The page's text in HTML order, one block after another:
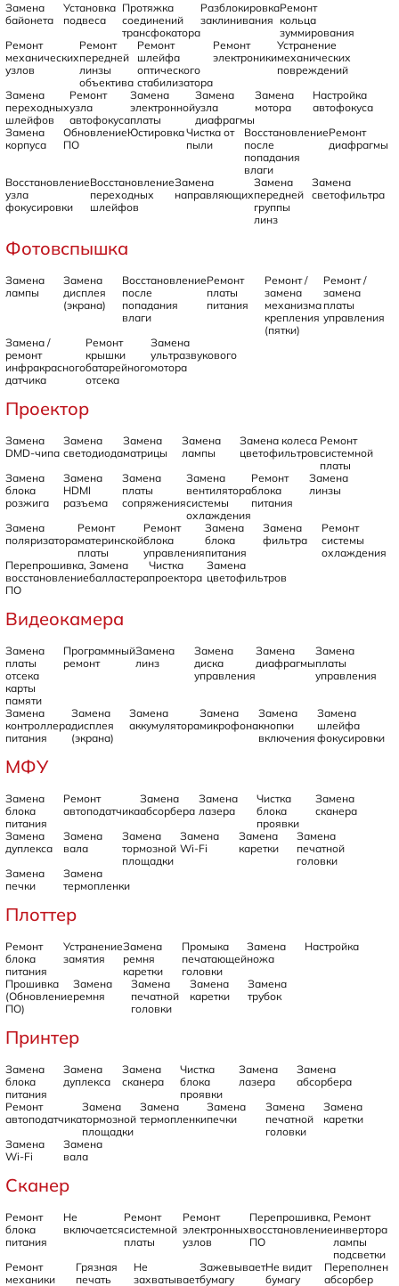
Замена
байонета
Установка
подвеса
Протяжка
соединений
трансфокатора
Разблокировка
заклинивания
Ремонт
кольца
зуммирования
Ремонт
механических
узлов
Ремонт
передней
линзы
объектива
Ремонт
шлейфа
оптического
стабилизатора
Ремонт
электроники
Устранение
механических
повреждений
Замена
переходных
шлейфов
Ремонт
узла
автофокуса
Замена
электронной
платы
Замена
узла
диафрагмы
Замена
мотора
Настройка
автофокуса
Замена
корпуса
Обновление
ПО
ЮстировкаЧистка от
пыли
Восстановление
после
попадания
влаги
Ремонт
диафрагмы
Восстановление
узла
фокусировки
Восстановление
переходных
шлейфов
Замена
направляющих
Замена
передней
группы
линз
Замена
светофильтра
Фотовспышка
Замена
лампы
Замена
дисплея
(экрана)
Восстановление
после
попадания
влаги
Ремонт
платы
питания
Ремонт /
замена
механизма
крепления
(пятки)
Ремонт /
замена
платы
управления
Замена /
ремонт
инфракрасного
датчика
Ремонт
крышки
батарейного
отсека
Замена
ультразвукового
мотора
Проектор
Замена
DMD-чипа
Замена
светодиода
Замена
матрицы
Замена
лампы
Замена колеса
цветофильтров
Ремонт
системной
платы
Замена
блока
розжига
Замена
HDMI
разъема
Замена
платы
сопряжения
Замена
вентилятора
системы
охлаждения
Ремонт
блока
питания
Замена
линзы
Замена
поляризатора
Ремонт
материнской
платы
Ремонт
блока
управления
Замена
блока
питания
Замена
фильтра
Ремонт
системы
охлаждения
Перепрошивка,
восстановление
ПО
Замена
балластера
Чистка
проектора
Замена
цветофильтров
Видеокамера
Замена
платы
отсека
карты
памяти
Программный
ремонт
Замена
линз
Замена
диска
управления
Замена
диафрагмы
Замена
платы
управления
Замена
контроллера
питания
Замена
дисплея
(экрана)
Замена
аккумулятора
Замена
микрофона
Замена
кнопки
включения
Замена
шлейфа
фокусировки
МФУ
Замена
блока
питания
Ремонт
автоподатчика
Замена
абсорбера
Замена
лазера
Чистка
блока
проявки
Замена
сканера
Замена
дуплекса
Замена
вала
Замена
тормозной
площадки
Замена
Wi-Fi
Замена
каретки
Замена
печатной
головки
Замена
печки
Замена
термопленки
Плоттер
Ремонт
блока
питания
Устранение
замятия
Замена
ремня
каретки
Промыка
печатающей
головки
Замена
ножа
Настройка
Прошивка
(Обновление
ПО)
Замена
ремня
Замена
печатной
головки
Замена
каретки
Замена
трубок
Принтер
Замена
блока
питания
Замена
дуплекса
Замена
сканера
Чистка
блока
проявки
Замена
лазера
Замена
абсорбера
Ремонт
автоподатчика
Замена
тормозной
площадки
Замена
термопленки
Замена
печки
Замена
печатной
головки
Замена
каретки
Замена
Wi-Fi
Замена
вала
Сканер
Ремонт
блока
питания
Не
включается
Ремонт
системной
платы
Ремонт
электронных
узлов
Перепрошивка,
восстановление
ПО
Ремонт
инвертора
лампы
подсветки
Ремонт
механики
Грязная
печать
Не
захватывает
Зажевывает
бумагу
Не видит
бумагу
Переполнен
абсорбер